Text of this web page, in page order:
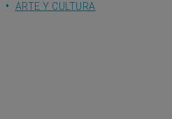
ARTE Y CULTURA